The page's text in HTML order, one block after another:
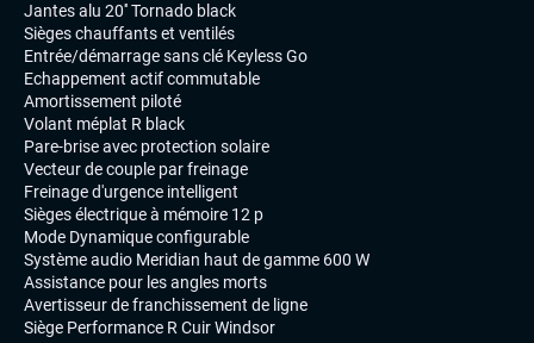
Jantes alu 20'' Tornado black
Sièges chauffants et ventilés
Entrée/démarrage sans clé Keyless Go
Echappement actif commutable
Amortissement piloté
Volant méplat R black
Pare-brise avec protection solaire
Vecteur de couple par freinage
Freinage d'urgence intelligent
Sièges électrique à mémoire 12 p
Mode Dynamique configurable
Système audio Meridian haut de gamme 600 W
Assistance pour les angles morts
Avertisseur de franchissement de ligne
Siège Performance R Cuir Windsor